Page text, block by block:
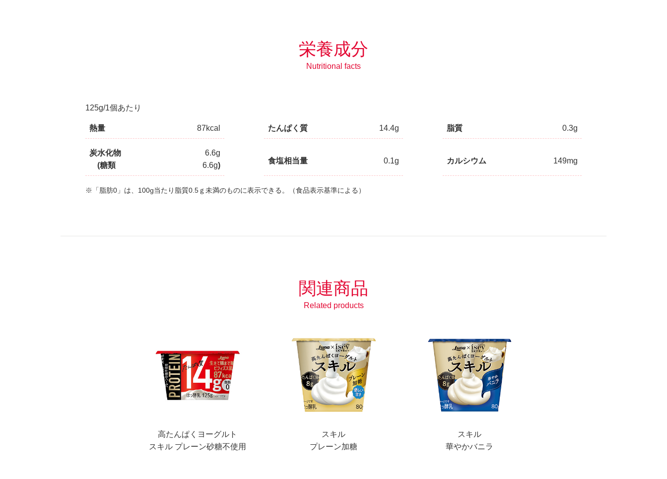
栄養成分
Nutritional facts
125g/1個あたり
熱量 87kcal たんぱく質 14.4g 脂質 0.3g
炭水化物
6.6g
(糖類
6.6g)
食塩相当量 0.1g カルシウム 149mg
※「脂肪0」は、100g当たり脂質0.5ｇ未満のものに表示できる。（食品表示基準による）
関連商品
Related products
高たんぱくヨーグルト
スキル プレーン砂糖不使用
スキル
プレーン加糖
スキル
華やかバニラ